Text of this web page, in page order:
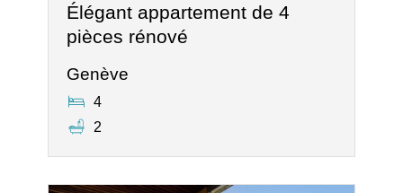
Élégant appartement de 4
pièces rénové
Genève
4
2